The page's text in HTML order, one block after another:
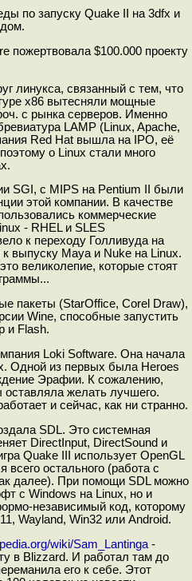
по запуску Quake II на 3dfx и
пожертвовала $100.000 проекту
линукса, связанный с тем, что
x86 вытесняли мощные
с рынка серверов. Именно
LAMP (Linux, Apache,
Red Hat вышла на IPO, её
о Linux стали много
SGI, с MIPS на Pentium II были
этой компании. В качестве
коммерческие
- RHEL и SLES
к переходу Голливуда на
к выпуску Maya и Nuke на Linux.
великолепие, которые стоят
пакеты (StarOffice, Corel Draw),
Wine, способные запустить
и Flash.
Loki Software. Она начала
Одной из первых была Heroes
Эрафии. К сожалению,
оставляла желать лучшего.
и сейчас, как ни странно.
SDL. Это системная
DirectInput, DirectSound и
Quake III использует OpenGL
всего остального (работа с
далее). При помощи SDL можно
с Windows на Linux, но и
независимый код, которому
Wayland, Win32 или Android.
wiki/Sam_Lantinga -
в Blizzard. И работал там до
его к себе. Этот